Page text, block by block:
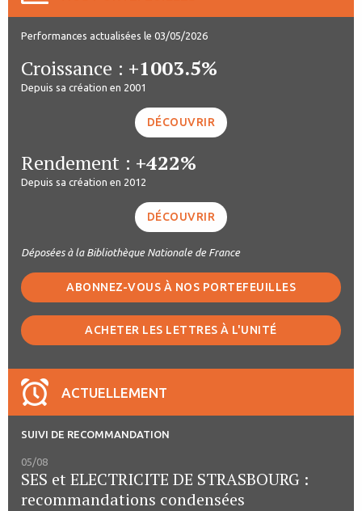
Performances actualisées le 03/05/2026
Croissance : +1003.5%
Depuis sa création en 2001
DÉCOUVRIR
Rendement : +422%
Depuis sa création en 2012
DÉCOUVRIR
Déposées à la Bibliothèque Nationale de France
ABONNEZ-VOUS À NOS PORTEFEUILLES
ACHETER LES LETTRES À L'UNITÉ
ACTUELLEMENT
SUIVI DE RECOMMANDATION
05/08
SES et ELECTRICITE DE STRASBOURG :
recommandations condensées